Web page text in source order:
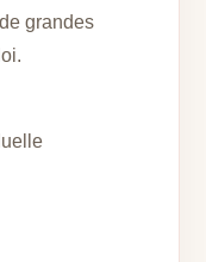
grandes